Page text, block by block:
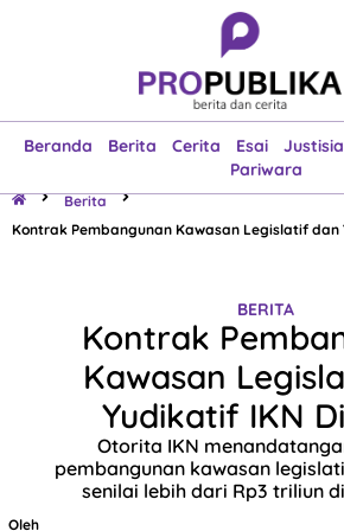
Beranda Berita Cerita Esai Justisia
Pariwara
Esai
Berita
Kontrak Pembangunan Kawasan Legislatif dan
BERITA
Kontrak
Kawasan
Yudikatif IKN
Otorita IKN
pembangunan kawasan
senilai lebih dari Rp3 triliun
Oleh